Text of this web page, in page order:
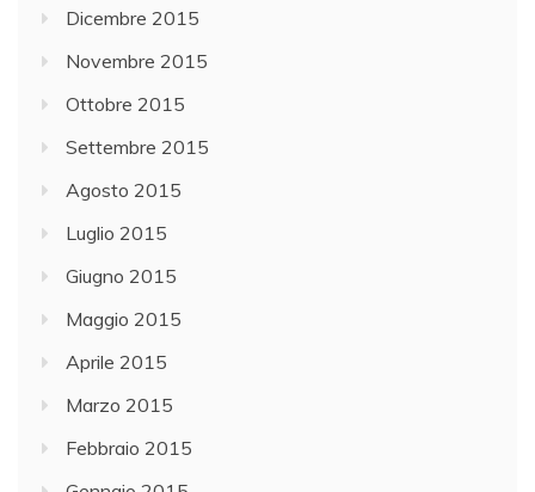
Dicembre 2015
Novembre 2015
Ottobre 2015
Settembre 2015
Agosto 2015
Luglio 2015
Giugno 2015
Maggio 2015
Aprile 2015
Marzo 2015
Febbraio 2015